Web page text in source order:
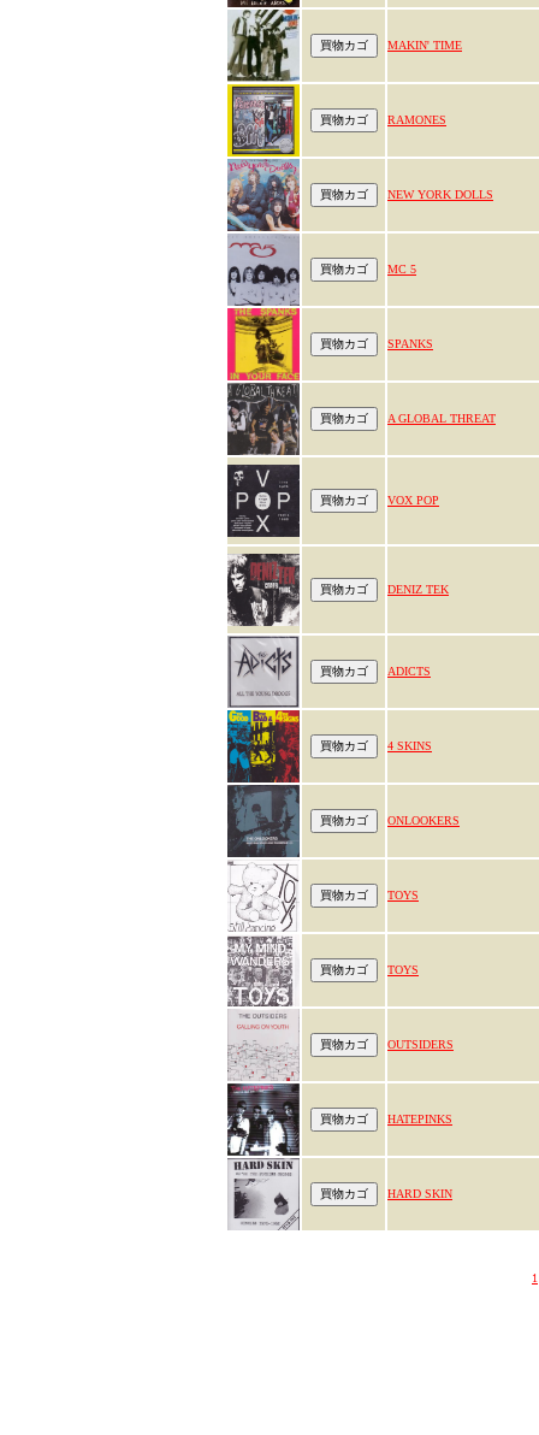
MAKIN' TIME
RAMONES
NEW YORK DOLLS
MC 5
SPANKS
A GLOBAL THREAT
VOX POP
DENIZ TEK
ADICTS
4 SKINS
ONLOOKERS
TOYS
TOYS
OUTSIDERS
HATEPINKS
HARD SKIN
1